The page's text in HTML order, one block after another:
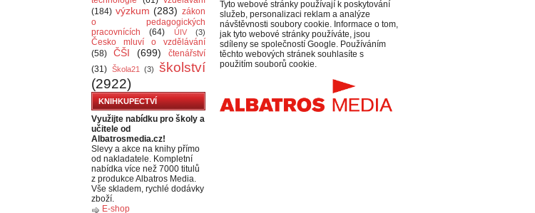
(184) výzkum (283) zákon
o pedagogických
pracovnících
(64) ÚIV (3)
Česko mluví o vzdělávání
(58)
ČŠI (699)
čtenářství
(31) Škola21 (3)
školství
(2922)
KNIHKUPECTVÍ
Využijte nabídku pro školy a
učitele od
Albatrosmedia.cz!
Slevy a akce na knihy přímo
od nakladatele. Kompletní
nabídka více než 7000 titulů
z produkce Albatros Media.
Vše skladem, rychlé dodávky
zboží.
E-shop
Tyto webové stránky používají k poskytování
služeb, personalizaci reklam a analýze
návštěvnosti soubory cookie. Informace o tom,
jak tyto webové stránky používáte, jsou
sdíleny se společností Google. Používáním
těchto webových stránek souhlasíte s
použitím souborů cookie.